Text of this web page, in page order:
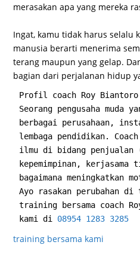
merasakan apa yang mereka
Ingat, kamu tidak harus selalu
manusia berarti menerima
terang maupun yang gelap.
bagian dari perjalanan hidup
Profil coach Roy Biantoro
Seorang pengusaha muda
berbagai perusahaan,
lembaga pendidikan. Coach
ilmu di bidang
kepemimpinan,
bagaimana meningkatkan
Ayo rasakan perubahan di
training bersama coach
kami di 08954 1283 3285
training bersama kami